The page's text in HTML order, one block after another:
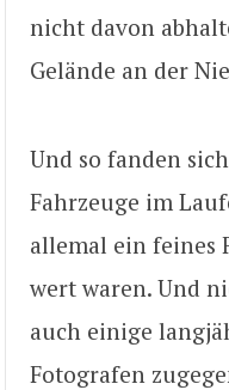
nicht davon
Gelände an der
Und so fanden
Fahrzeuge im
allemal ein feines
wert waren. Und
auch einige
Fotografen